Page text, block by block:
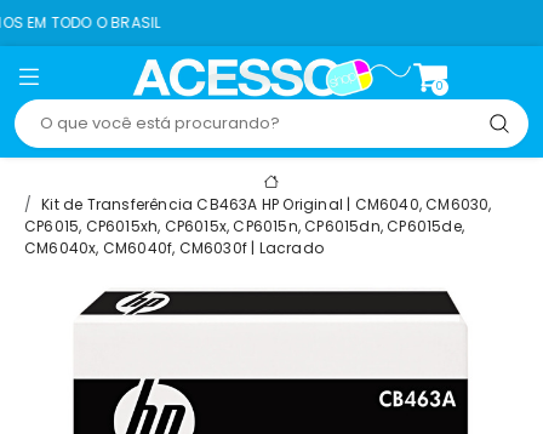
0
Kit de Transferência CB463A HP Original | CM6040, CM6030,
CP6015, CP6015xh, CP6015x, CP6015n, CP6015dn, CP6015de,
CM6040x, CM6040f, CM6030f | Lacrado